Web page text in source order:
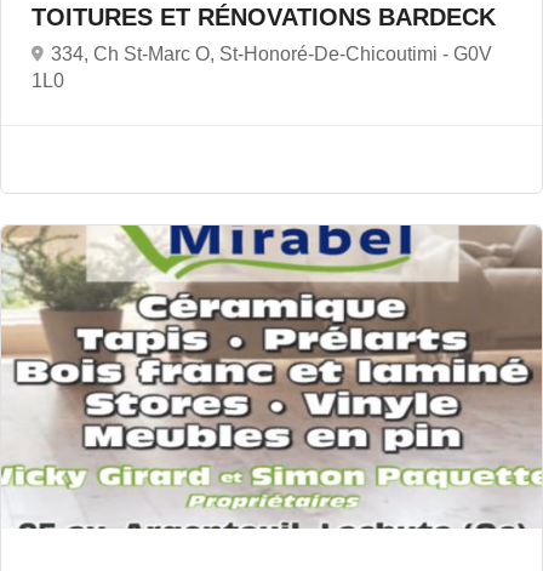
TOITURES ET RÉNOVATIONS BARDECK
334, Ch St-Marc O, St-Honoré-De-Chicoutimi - G0V
1L0